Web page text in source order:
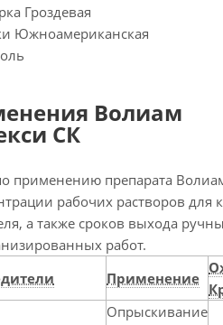
Гроздевая
Южноамериканская
Волиам
СК
применению препарата
рабочих растворов для
а также сроков выхода
работ.
Применение
Опрыскивание